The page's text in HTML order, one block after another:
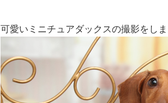
可愛いミニチュアダックスの撮影をし